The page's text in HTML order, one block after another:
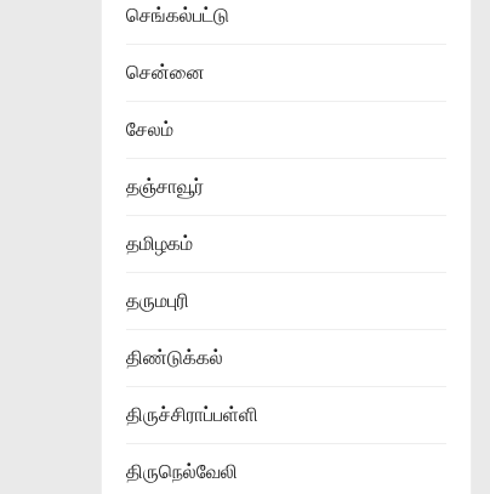
செங்கல்பட்டு
சென்னை
சேலம்
தஞ்சாவூர்
தமிழகம்
தருமபுரி
திண்டுக்கல்
திருச்சிராப்பள்ளி
திருநெல்வேலி